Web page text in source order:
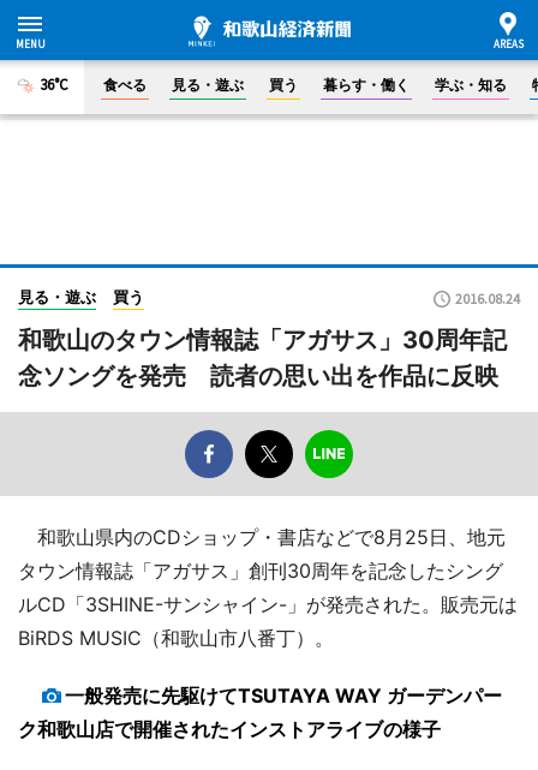
36°C 食べる 見る・遊ぶ 買う 暮らす・働く 学ぶ・知る
見る・遊ぶ 買う 2016.08.24
和歌山のタウン情報誌「アガサス」30周年記
念ソングを発売 読者の思い出を作品に反映
和歌山県内のCDショップ・書店などで8月25日、地元
タウン情報誌「アガサス」創刊30周年を記念したシング
ルCD「3SHINE-サンシャイン-」が発売された。販売元は
BiRDS MUSIC（和歌山市八番丁）。
一般発売に先駆けてTSUTAYA WAY ガーデンパー
ク和歌山店で開催されたインストアライブの様子